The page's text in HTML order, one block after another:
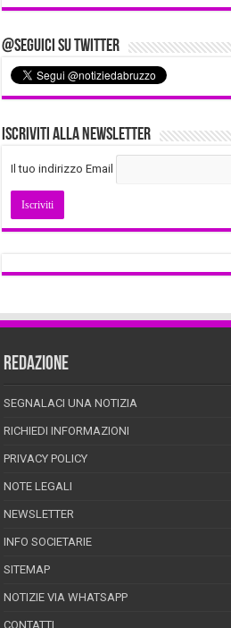
@Seguici su Twitter
Iscriviti alla Newsletter
Il tuo indirizzo Email
REDAZIONE
SEGNALACI UNA NOTIZIA
RICHIEDI INFORMAZIONI
PRIVACY POLICY
NOTE LEGALI
NEWSLETTER
INFO SOCIETARIE
SITEMAP
NOTIZIE VIA WHATSAPP
CONTATTI